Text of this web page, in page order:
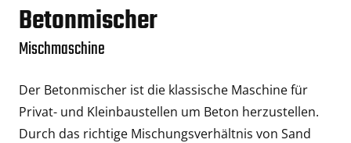
Betonmischer
Mischmaschine
Der Betonmischer ist die klassische Maschine für
Privat- und Kleinbaustellen um Beton herzustellen.
Durch das richtige Mischungsverhältnis von Sand